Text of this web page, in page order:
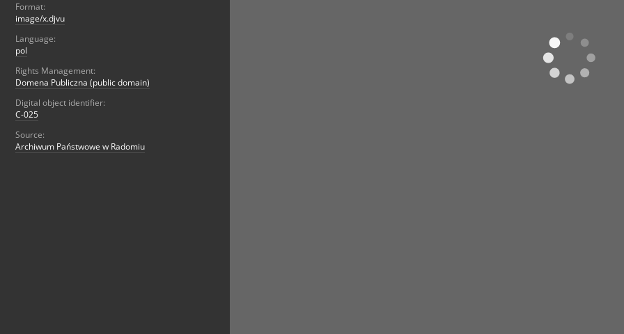
Format:
image/x.djvu
Language:
pol
Rights Management:
Domena Publiczna (public domain)
Digital object identifier:
C-025
Source:
Archiwum Państwowe w Radomiu